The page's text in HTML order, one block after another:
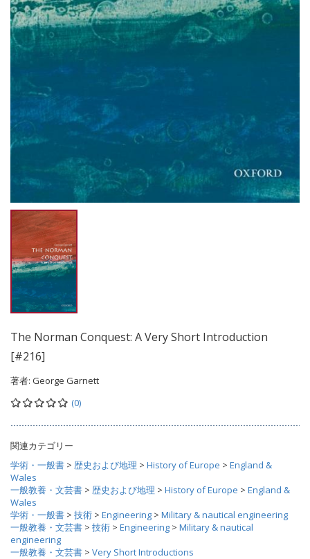
The Norman Conquest: A Very Short Introduction
[#216]
著者: George Garnett
(0)
関連カテゴリー
学術・一般書 > 歴史および地理 > History of Europe > England &
Wales
一般教養・文芸書 > 歴史および地理 > History of Europe > England &
Wales
学術・一般書 > 技術 > Engineering > Military & nautical engineering
一般教養・文芸書 > 技術 > Engineering > Military & nautical
engineering
一般教養・文芸書 > Very Short Introductions